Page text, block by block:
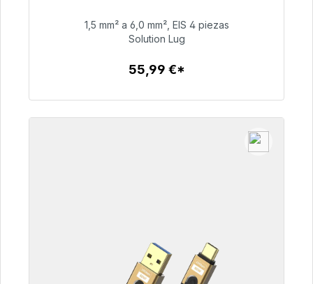
55,99 €
1,5 mm² a 6,0 mm², EIS 4 piezas
Solution Lug
55,99 €*